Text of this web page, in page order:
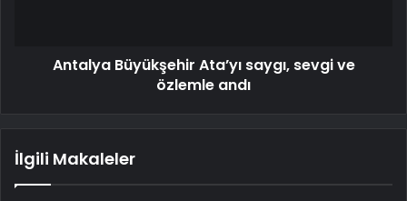
Antalya Büyükşehir Ata’yı saygı, sevgi ve
özlemle andı
İlgili Makaleler